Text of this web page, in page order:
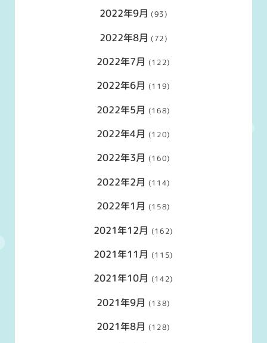
2022年9月 (93)
2022年8月 (72)
2022年7月 (122)
2022年6月 (119)
2022年5月 (168)
2022年4月 (120)
2022年3月 (160)
2022年2月 (114)
2022年1月 (158)
2021年12月 (162)
2021年11月 (115)
2021年10月 (142)
2021年9月 (138)
2021年8月 (128)